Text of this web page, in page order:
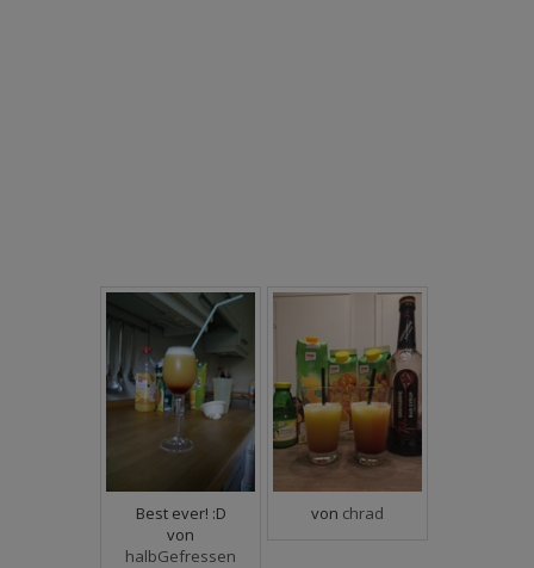
Best ever! :D
von
halbGefressen
von chrad